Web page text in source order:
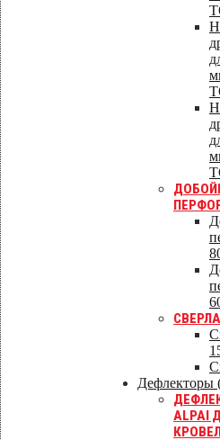
СВЕРЛА
Дефлекторы
ALPAI
Сертификат
стояки и
Сертификат
Сертификат
на изделия
Сертификат
на